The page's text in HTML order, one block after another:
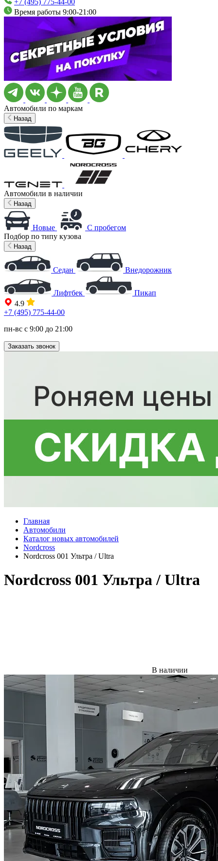
+7 (495) 775-44-00
Время работы 9:00-21:00
Автомобили по маркам
Назад
Автомобили в наличии
Назад
Новые
С пробегом
Подбор по типу кузова
Назад
Седан Внедорожник
Лифтбек
Пикап
4.9
+7 (495) 775-44-00
пн-вс с 9:00 до 21:00
Заказать звонок
Главная
Автомобили
Каталог новых автомобилей
Nordcross
Nordcross 001 Ультра / Ultra
Nordcross 001 Ультра / Ultra
В наличии